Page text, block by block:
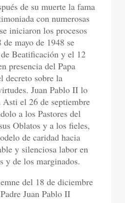
de su muerte la fama
con numerosas
iniciaron los procesos
mayo de 1948 se
Beatificación y el 12
presencia del Papa
decreto sobre la
Juan Pablo II lo
el 26 de septiembre
a los Pastores del
Oblatos y a los fieles,
de caridad hacia
y silenciosa labor en
y de los marginados.
del 18 de diciembre
Juan Pablo II